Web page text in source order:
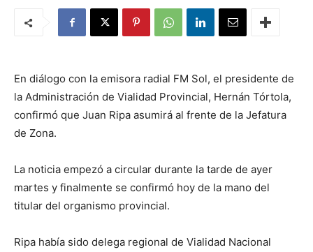
En diálogo con la emisora radial FM Sol, el presidente de
la Administración de Vialidad Provincial, Hernán Tórtola,
confirmó que Juan Ripa asumirá al frente de la Jefatura
de Zona.
La noticia empezó a circular durante la tarde de ayer
martes y finalmente se confirmó hoy de la mano del
titular del organismo provincial.
Ripa había sido delega regional de Vialidad Nacional